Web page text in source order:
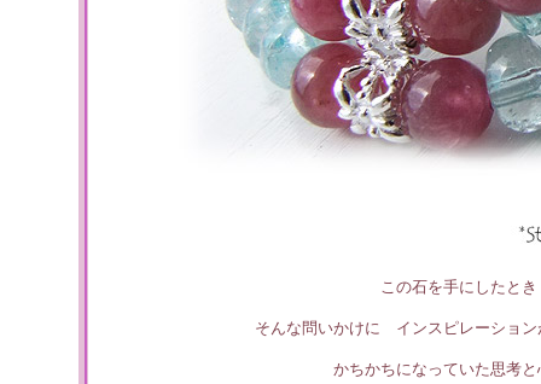
この石を手にしたと
そんな問いかけに インスピレーショ
かちかちになっていた思考